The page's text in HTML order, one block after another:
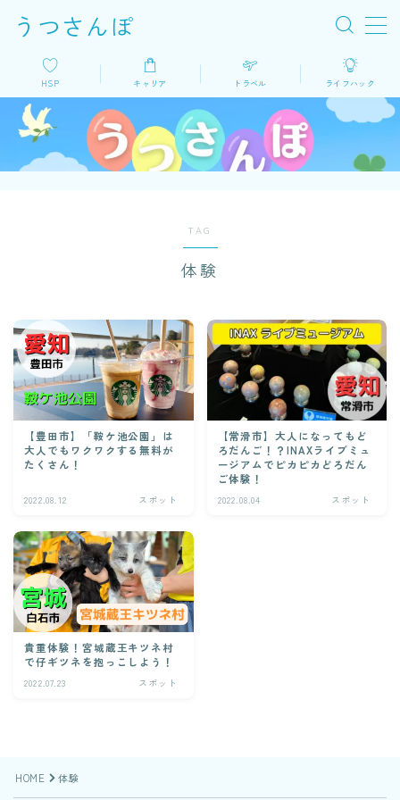
うつさんぽ
MENU
HSP
キャリア
HSP キャリア トラベル ライフハック
TAG
体験
【豊田市】「鞍ケ池公園」は
大人でもワクワクする無料が
たくさん！
2022.08.12 スポット
【常滑市】大人になってもど
ろだんご！？INAXライブミュ
ージアムでピカピカどろだん
ご体験！
2022.08.04 スポット
貴重体験！宮城蔵王キツネ村
で仔ギツネを抱っこしよう！
2022.07.23 スポット
HOME 体験